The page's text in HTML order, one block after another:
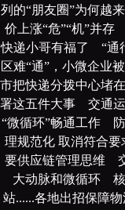
列的“朋友圈”为何越
价上涨“危”“机”并存
快递小哥有福了 “通
区难“通”，小微企业
市把快递分拨中心堵
署这五件大事 交通
“微循环”畅通工作
理规范化 ​取消符合
要供应链管理思维
大动脉和微循环
站......各地出招保障